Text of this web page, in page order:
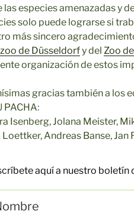
las especies amenazadas y
solo puede lograrse si
más sincero
de Düsseldorfy del Zoo
organización de estos
gracias también a los
PACHA:
Isenberg, Jolana Meister,
Loettker, Andreas Banse, Jan
aquí a nuestro boletín